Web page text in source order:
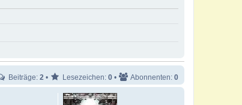
Beiträge: 2 • Lesezeichen: 0 • Abonnenten: 0